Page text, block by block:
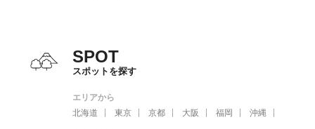
SPOT
スポットを探す
エリアから
北海道
東京 京都 大阪 福岡 沖縄